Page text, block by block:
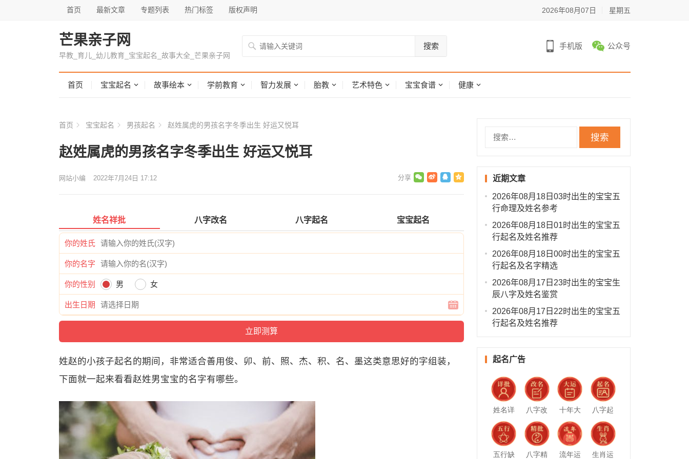
首页 最新文章 专题列表 热门标签 版权声明 2026年08月07日 星期五
芒果亲子网
早教_育儿_幼儿教育_宝宝起名_故事大全_芒果亲子网
搜索 手机版 公众号
首页 宝宝起名 故事绘本 学前教育 智力发展 胎教 艺术特色 宝宝食谱 健康
首页 宝宝起名 男孩起名 赵姓属虎的男孩名字冬季出生 好运又悦耳
赵姓属虎的男孩名字冬季出生 好运又悦耳
网站小编 2022年7月24日 17:12
姓名祥批 八字改名 八字起名 宝宝起名
你的姓氏
你的名字
你的性别 男 女
出生日期
姓赵的小孩子起名的期间，非常适合善用俊、卯、前、照、杰、积、名、墨这类意思好的字组装，
下面就一起来看看赵姓男宝宝的名字有哪些。
近期文章
2026年08月18日03时出生的宝宝五
行命理及姓名参考
2026年08月18日01时出生的宝宝五
行起名及姓名推荐
2026年08月18日00时出生的宝宝五
行起名及名字精选
2026年08月17日23时出生的宝宝生
辰八字及姓名鉴赏
2026年08月17日22时出生的宝宝五
行起名及姓名推荐
起名广告
姓名详
批
八字改
名
十年大
运
八字起
名
五行缺 八字精 流年运 生肖运